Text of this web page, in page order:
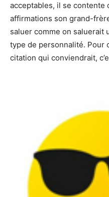
acceptables, il se contente
affirmations son grand-
saluer comme on saluerait
type de personnalité. Pour
citation qui conviendrait,